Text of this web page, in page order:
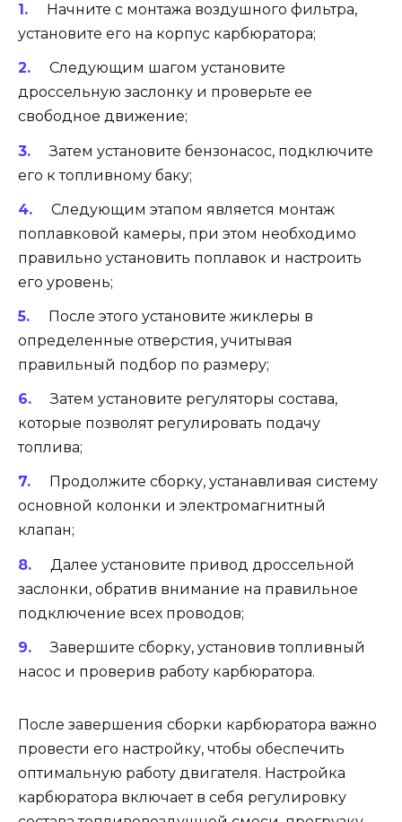
Начните с монтажа воздушного фильтра,
установите его на корпус карбюратора;
Следующим шагом установите
дроссельную заслонку и проверьте ее
свободное движение;
Затем установите бензонасос, подключите
его к топливному баку;
Следующим этапом является монтаж
поплавковой камеры, при этом необходимо
правильно установить поплавок и настроить
его уровень;
После этого установите жиклеры в
определенные отверстия, учитывая
правильный подбор по размеру;
Затем установите регуляторы состава,
которые позволят регулировать подачу
топлива;
Продолжите сборку, устанавливая систему
основной колонки и электромагнитный
клапан;
Далее установите привод дроссельной
заслонки, обратив внимание на правильное
подключение всех проводов;
Завершите сборку, установив топливный
насос и проверив работу карбюратора.
После завершения сборки карбюратора важно
провести его настройку, чтобы обеспечить
оптимальную работу двигателя. Настройка
карбюратора включает в себя регулировку